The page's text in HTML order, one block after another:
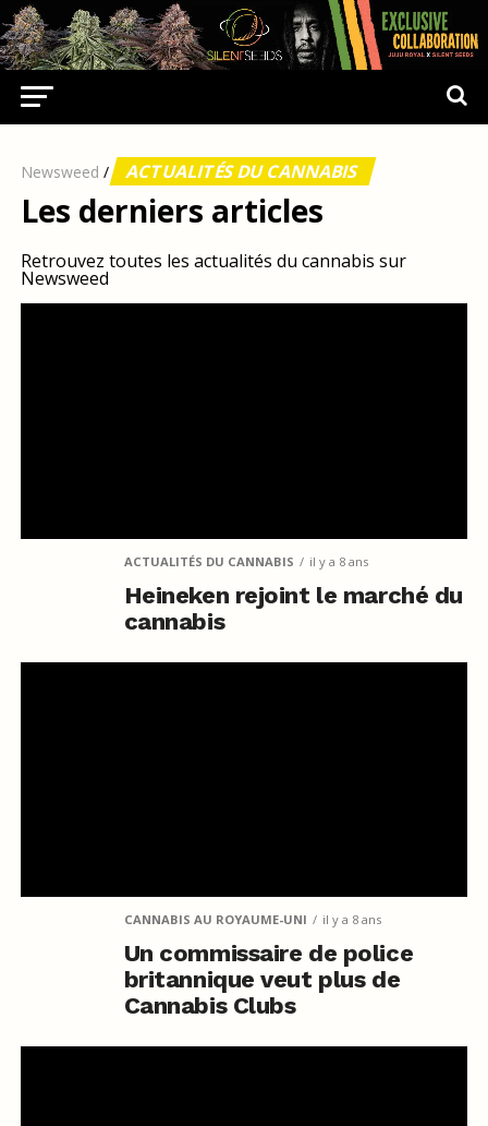
Newsweed / ACTUALITÉS DU CANNABIS
Les derniers articles
Retrouvez toutes les actualités du cannabis sur
Newsweed
ACTUALITÉS DU CANNABIS il y a 8 ans
Heineken rejoint le marché du
cannabis
CANNABIS AU ROYAUME-UNI il y a 8 ans
Un commissaire de police
britannique veut plus de
Cannabis Clubs